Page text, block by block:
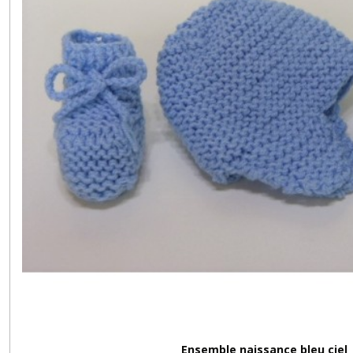
Ensemble naissance bleu ciel